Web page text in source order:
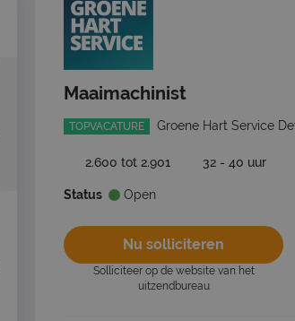
Maaimachinist
TOPVACATURE Groene Hart Service
2.600 tot 2.901 32 - 40 uur
Status Open
Nu solliciteren
Solliciteer op de website van het
uitzendbureau